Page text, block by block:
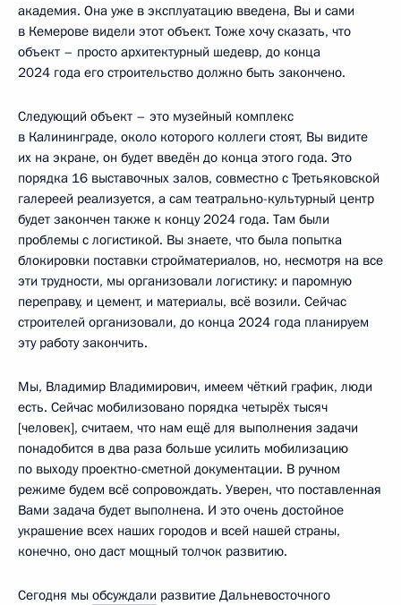
академия. Она уже в эксплуатацию введена, Вы и сами
в Кемерове видели этот объект. Тоже хочу сказать, что
объект – просто архитектурный шедевр, до конца
2024 года его строительство должно быть закончено.
Следующий объект – это музейный комплекс
в Калининграде, около которого коллеги стоят, Вы видите
их на экране, он будет введён до конца этого года. Это
порядка 16 выставочных залов, совместно с Третьяковской
галереей реализуется, а сам театрально-культурный центр
будет закончен также к концу 2024 года. Там были
проблемы с логистикой. Вы знаете, что была попытка
блокировки поставки стройматериалов, но, несмотря на все
эти трудности, мы организовали логистику: и паромную
переправу, и цемент, и материалы, всё возили. Сейчас
строителей организовали, до конца 2024 года планируем
эту работу закончить.
Мы, Владимир Владимирович, имеем чёткий график, люди
есть. Сейчас мобилизовано порядка четырёх тысяч
[человек], считаем, что нам ещё для выполнения задачи
понадобится в два раза больше усилить мобилизацию
по выходу проектно-сметной документации. В ручном
режиме будем всё сопровождать. Уверен, что поставленная
Вами задача будет выполнена. И это очень достойное
украшение всех наших городов и всей нашей страны,
конечно, оно даст мощный толчок развитию.
Сегодня мы обсуждали развитие Дальневосточного